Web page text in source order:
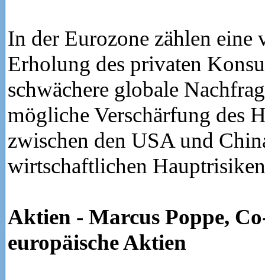
In der Eurozone zählen eine
Erholung des privaten
schwächere globale
mögliche Verschärfung des
zwischen den USA und
wirtschaftlichen
Aktien - Marcus Poppe,
europäische Aktien